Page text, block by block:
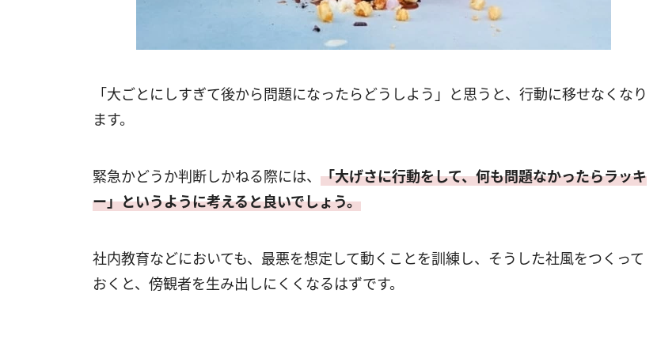
「大ごとにしすぎて後から問題になったらどうしよう」と思うと、行動に移せなくなり
ます。
緊急かどうか判断しかねる際には、 「大げさに行動をして、何も問題なかったらラッキ
ー」というように考えると良いでしょう。
社内教育などにおいても、最悪を想定して動くことを訓練し、そうした社風をつくって
おくと、傍観者を生み出しにくくなるはずです。